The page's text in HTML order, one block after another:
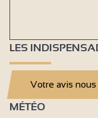
Geestelijk
Slechthorende
Toegankelijk voor
Glooiing >5% maar
LES
Votre avis
MÉTÉO